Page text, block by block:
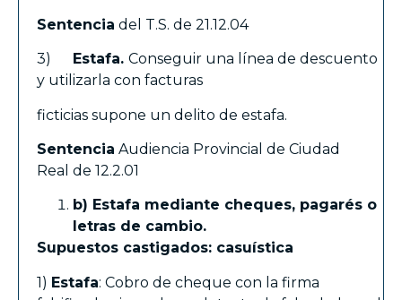
Sentencia del T.S. de 21.12.04
3) Estafa. Conseguir una línea de descuento
y utilizarla con facturas
ficticias supone un delito de estafa.
Sentencia Audiencia Provincial de Ciudad
Real de 12.2.01
b) Estafa mediante cheques, pagarés o
letras de cambio.
Supuestos castigados: casuística
1) Estafa: Cobro de cheque con la firma